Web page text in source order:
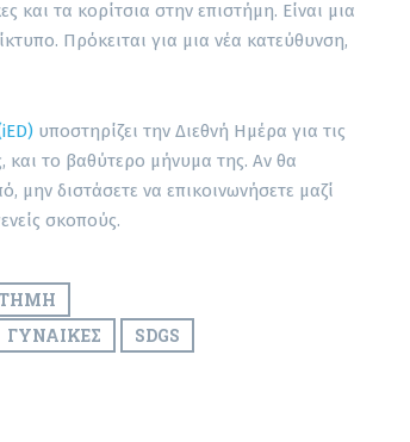
και τα κορίτσια στην επιστήμη. Είναι μια
Πρόκειται για μια νέα κατεύθυνση,
υποστηρίζει την Διεθνή Ημέρα για τις
και το βαθύτερο μήνυμα της. Αν θα
μην διστάσετε να επικοινωνήσετε μαζί
σκοπούς.
ΓΥΝΑΊΚΕΣ SDGS